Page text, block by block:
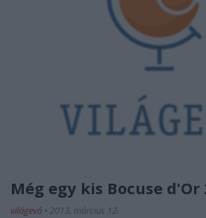
Még egy kis Bocuse d'Or
világevő • 2013. március 12.